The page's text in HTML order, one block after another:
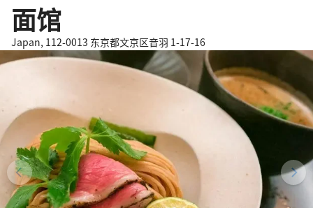
面馆
Japan, 112-0013 东京都文京区音羽 1-17-16